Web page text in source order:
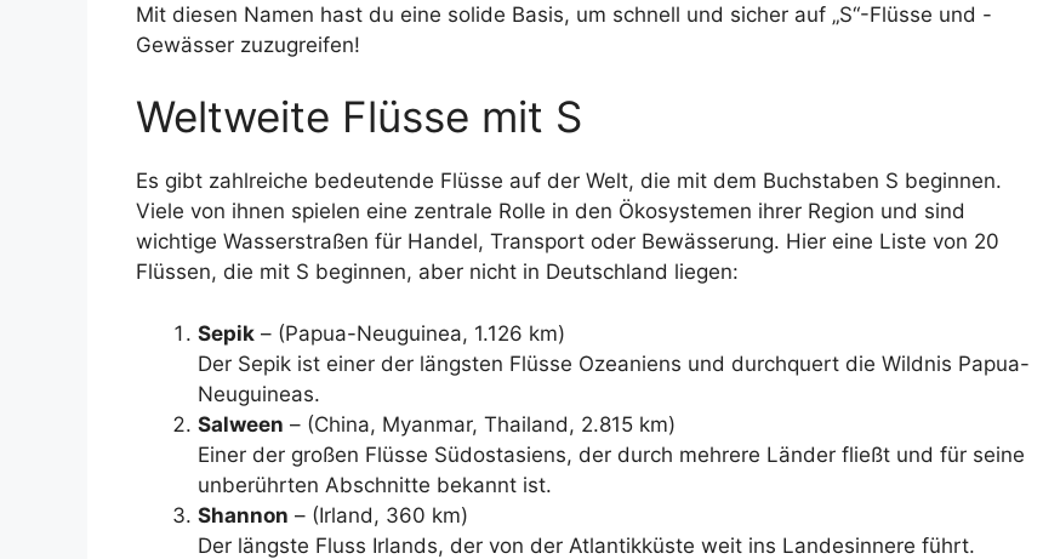
Mit diesen Namen hast du eine solide Basis, um schnell und sicher auf „S“-Flüsse und -
Gewässer zuzugreifen!
Weltweite Flüsse mit S
Es gibt zahlreiche bedeutende Flüsse auf der Welt, die mit dem Buchstaben S beginnen.
Viele von ihnen spielen eine zentrale Rolle in den Ökosystemen ihrer Region und sind
wichtige Wasserstraßen für Handel, Transport oder Bewässerung. Hier eine Liste von 20
Flüssen, die mit S beginnen, aber nicht in Deutschland liegen:
Sepik – (Papua-Neuguinea, 1.126 km)
Der Sepik ist einer der längsten Flüsse Ozeaniens und durchquert die Wildnis Papua-
Neuguineas.
Salween – (China, Myanmar, Thailand, 2.815 km)
Einer der großen Flüsse Südostasiens, der durch mehrere Länder fließt und für seine
unberührten Abschnitte bekannt ist.
Shannon – (Irland, 360 km)
Der längste Fluss Irlands, der von der Atlantikküste weit ins Landesinnere führt.